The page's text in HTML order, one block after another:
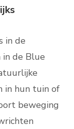
in de
in de Blue
in hun tuin of
beweging